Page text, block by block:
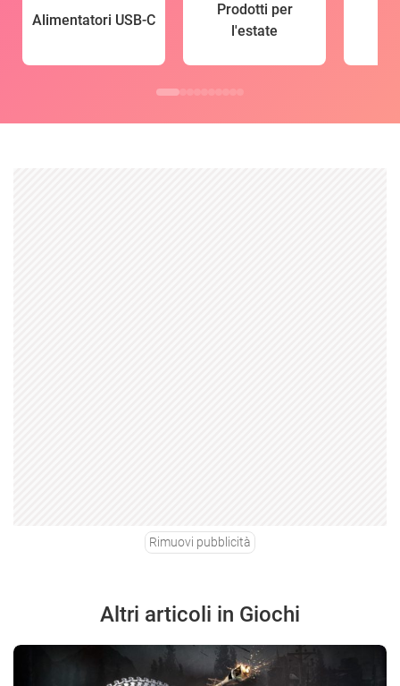
Alimentatori USB-C
Prodotti per
l'estate
Rimuovi pubblicità
Altri articoli in Giochi